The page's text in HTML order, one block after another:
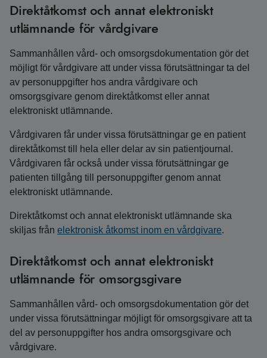
Direktåtkomst och annat elektroniskt
utlämnande för vårdgivare
Sammanhållen vård- och omsorgsdokumentation gör det
möjligt för vårdgivare att under vissa förutsättningar ta del
av personuppgifter hos andra vårdgivare och
omsorgsgivare genom direktåtkomst eller annat
elektroniskt utlämnande.
Vårdgivaren får under vissa förutsättningar ge en patient
direktåtkomst till hela eller delar av sin patientjournal.
Vårdgivaren får också under vissa förutsättningar ge
patienten tillgång till personuppgifter genom annat
elektroniskt utlämnande.
Direktåtkomst och annat elektroniskt utlämnande ska
skiljas från elektronisk åtkomst inom en vårdgivare.
Direktåtkomst och annat elektroniskt
utlämnande för omsorgsgivare
Sammanhållen vård- och omsorgsdokumentation gör det
under vissa förutsättningar möjligt för omsorgsgivare att ta
del av personuppgifter hos andra omsorgsgivare och
vårdgivare.